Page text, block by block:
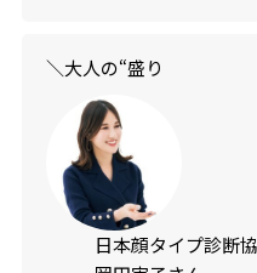
＼大人の“盛り
日本顔タイプ診断